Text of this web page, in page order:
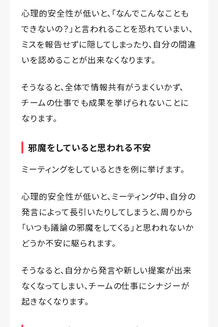
心理的安全性が低いと、「なんでこんなことも
できないの？」と言われることを恐れていまい、
ミスを報告せずに隠してしまったり、自分の間違
いを認めることが出来なくなります。
そうなると、全体で情報共有がうまくいかず、
チームの仕事でも成果を挙げられないことに
なります。
邪魔をしていると思われる不安
ミーティングをしているときを例に挙げます。
心理的安全性が低いと、ミーティング中、自分の
発言によって長引いたりしてしまうと、周りから
「いつも議論の邪魔をしてくる」と思われないか
どうか不安に駆られます。
そうなると、自分から発言や新しい提案が出来
なくなってしまい、チームの仕事にシナジーが
起きなくなります。